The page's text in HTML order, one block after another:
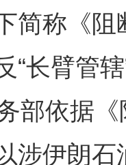
简称《
“长臂管
部依据
涉伊朗